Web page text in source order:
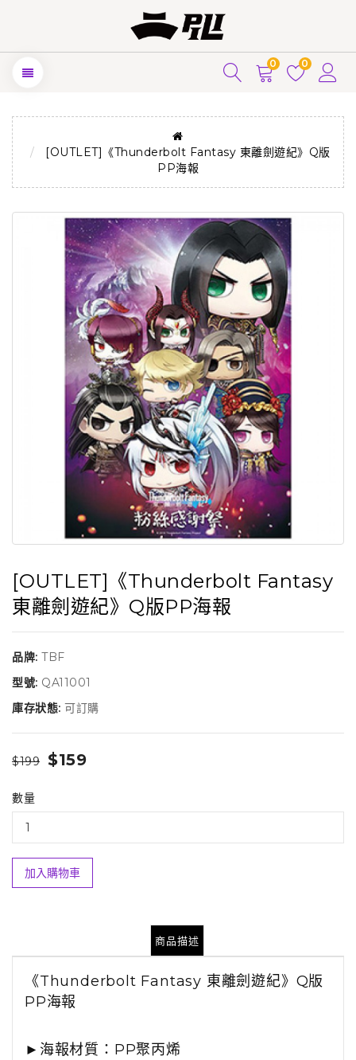
0 0
[OUTLET]《Thunderbolt Fantasy 東離劍遊紀》Q版
PP海報
[OUTLET]《Thunderbolt Fantasy
東離劍遊紀》Q版PP海報
品牌: TBF
型號: QA11001
庫存狀態: 可訂購
$199 $159
數量
加入購物車
商品描述
《Thunderbolt Fantasy 東離劍遊紀》 Q版
PP海報
►海報材質：PP聚丙烯